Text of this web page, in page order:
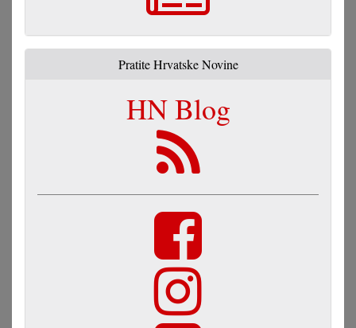
Pratite Hrvatske Novine
HN Blog